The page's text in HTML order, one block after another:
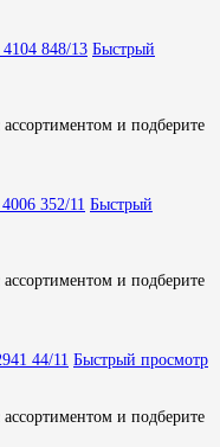
Быстрый
и подберите
Быстрый
и подберите
Быстрый просмотр
и подберите